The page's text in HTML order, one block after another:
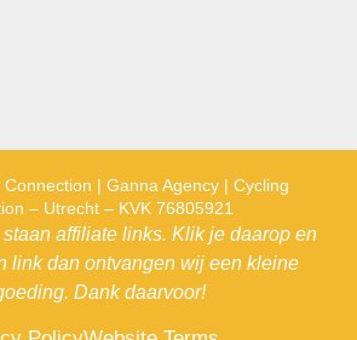
| Ganna Agency | Cycling
– Utrecht – KVK 76805921
affiliate links. Klik je daarop en
link dan ontvangen wij een kleine
Dank daarvoor!